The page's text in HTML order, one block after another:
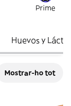
Prime
Huevos y
Mostrar-ho tot